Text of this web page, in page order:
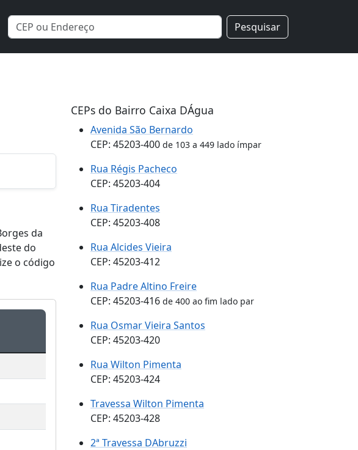
Pesquisar
da
do
o código
CEPs do Bairro Caixa DÁgua
Avenida São Bernardo
CEP: 45203-400 de 103 a 449 lado ímpar
Rua Régis Pacheco
CEP: 45203-404
Rua Tiradentes
CEP: 45203-408
Rua Alcides Vieira
CEP: 45203-412
Rua Padre Altino Freire
CEP: 45203-416 de 400 ao fim lado par
Rua Osmar Vieira Santos
CEP: 45203-420
Rua Wilton Pimenta
CEP: 45203-424
Travessa Wilton Pimenta
CEP: 45203-428
2ª Travessa DAbruzzi